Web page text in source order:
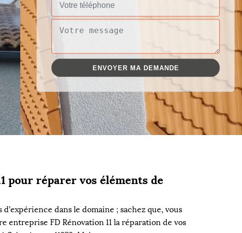
pour réparer vos éléments de
dans le domaine ; sachez que, vous
entreprise FD Rénovation 11 la réparation de vos